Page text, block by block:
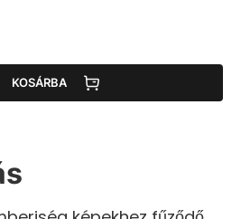
KOSÁRBA